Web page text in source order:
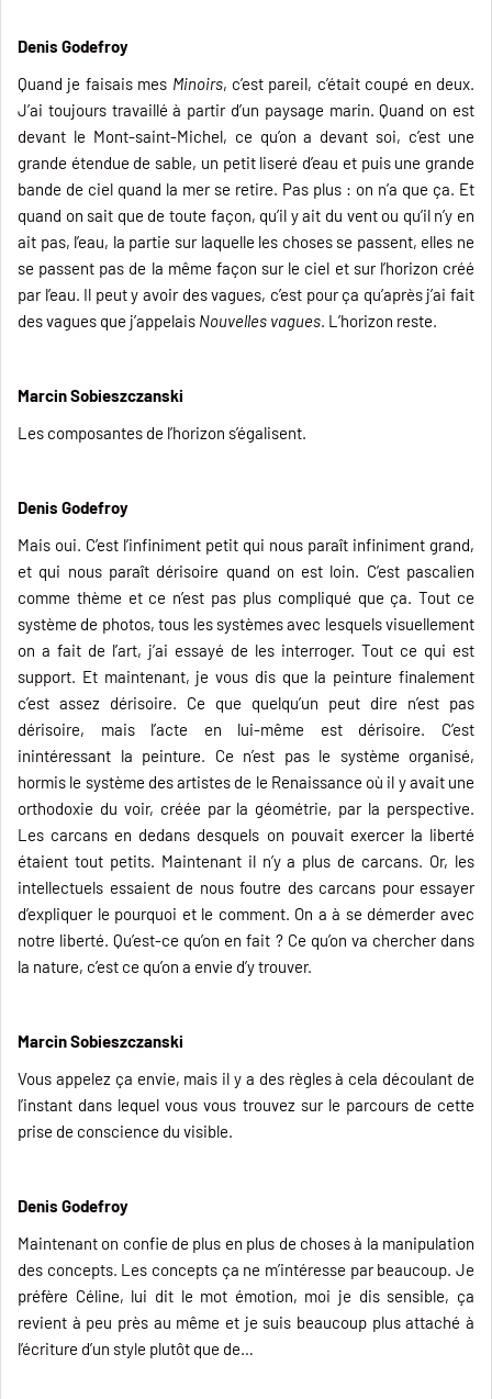
Denis Godefroy
Quand je faisais mes Minoirs, c’est pareil, c’était coupé en deux.
J’ai toujours travaillé à partir d’un paysage marin. Quand on est
devant le Mont-saint-Michel, ce qu’on a devant soi, c’est une
grande étendue de sable, un petit liseré d’eau et puis une grande
bande de ciel quand la mer se retire. Pas plus : on n’a que ça. Et
quand on sait que de toute façon, qu’il y ait du vent ou qu’il n’y en
ait pas, l’eau, la partie sur laquelle les choses se passent, elles ne
se passent pas de la même façon sur le ciel et sur l’horizon créé
par l’eau. Il peut y avoir des vagues, c’est pour ça qu’après j’ai fait
des vagues que j’appelais Nouvelles vagues. L’horizon reste.
Marcin Sobieszczanski
Les composantes de l’horizon s’égalisent.
Denis Godefroy
Mais oui. C’est l’infiniment petit qui nous paraît infiniment grand,
et qui nous paraît dérisoire quand on est loin. C’est pascalien
comme thème et ce n’est pas plus compliqué que ça. Tout ce
système de photos, tous les systèmes avec lesquels visuellement
on a fait de l’art, j’ai essayé de les interroger. Tout ce qui est
support. Et maintenant, je vous dis que la peinture finalement
c’est assez dérisoire. Ce que quelqu’un peut dire n’est pas
dérisoire, mais l’acte en lui-même est dérisoire. C’est
inintéressant la peinture. Ce n’est pas le système organisé,
hormis le système des artistes de le Renaissance où il y avait une
orthodoxie du voir, créée par la géométrie, par la perspective.
Les carcans en dedans desquels on pouvait exercer la liberté
étaient tout petits. Maintenant il n’y a plus de carcans. Or, les
intellectuels essaient de nous foutre des carcans pour essayer
d’expliquer le pourquoi et le comment. On a à se démerder avec
notre liberté. Qu’est-ce qu’on en fait ? Ce qu’on va chercher dans
la nature, c’est ce qu’on a envie d’y trouver.
Marcin Sobieszczanski
Vous appelez ça envie, mais il y a des règles à cela découlant de
l’instant dans lequel vous vous trouvez sur le parcours de cette
prise de conscience du visible.
Denis Godefroy
Maintenant on confie de plus en plus de choses à la manipulation
des concepts. Les concepts ça ne m’intéresse par beaucoup. Je
préfère Céline, lui dit le mot émotion, moi je dis sensible, ça
revient à peu près au même et je suis beaucoup plus attaché à
l’écriture d’un style plutôt que de…